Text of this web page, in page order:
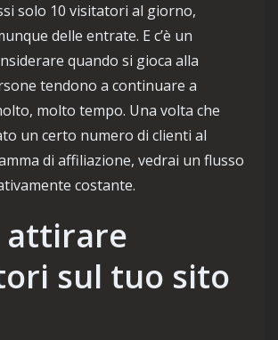
solo 10 visitatori al giorno,
delle entrate. E c’è un
quando si gioca alla
tendono a continuare a
molto tempo. Una volta che
un certo numero di clienti al
di affiliazione, vedrai un flusso
costante.
attirare
sul tuo sito